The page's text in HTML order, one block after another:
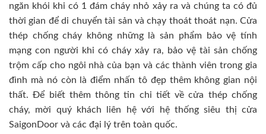
ngăn khói khi có 1 đám cháy nhỏ xảy ra và chúng ta có đủ
thời gian để di chuyển tài sản và chạy thoát thoát nạn. Cửa
thép chống cháy không những là sản phẩm bảo vệ tính
mạng con người khi có cháy xảy ra, bảo vệ tài sản chống
trộm cấp cho ngôi nhà của bạn và các thành viên trong gia
đình mà nó còn là điểm nhấn tô đẹp thêm không gian nội
thất. Để biết thêm thông tin chi tiết về cửa thép chống
cháy, mời quý khách liên hệ với hệ thống siêu thị cửa
SaigonDoor và các đại lý trên toàn quốc.